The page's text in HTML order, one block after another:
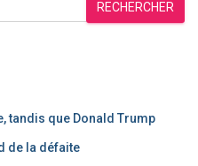
RECHERCHER
tandis que Donald Trump
de la défaite